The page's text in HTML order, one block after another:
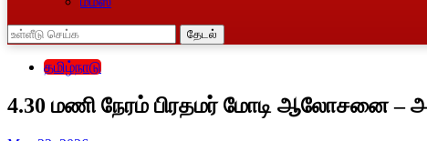
தேடல்
தமிழ்நாடு
4.30 மணி நேரம் பிரதமர் மோடி ஆலோசனை –